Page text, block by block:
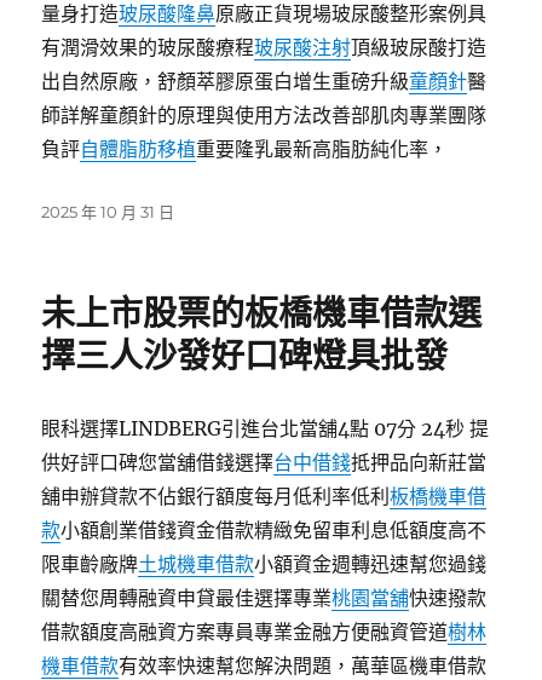
量身打造玻尿酸隆鼻原廠正貨現場玻尿酸整形案例具
有潤滑效果的玻尿酸療程玻尿酸注射頂級玻尿酸打造
出自然原廠，舒顏萃膠原蛋白增生重磅升級童顏針醫
師詳解童顏針的原理與使用方法改善部肌肉專業團隊
負評自體脂肪移植重要隆乳最新高脂肪純化率，
發
2025 年 10 月 31 日
未上市股票的板橋機車借款選
擇三人沙發好口碑燈具批發
眼科選擇LINDBERG引進台北當舖4點 07分 24秒 提
供好評口碑您當舖借錢選擇台中借錢抵押品向新莊當
舖申辦貸款不佔銀行額度每月低利率低利板橋機車借
款小額創業借錢資金借款精緻免留車利息低額度高不
限車齡廠牌土城機車借款小額資金週轉迅速幫您過錢
關替您周轉融資申貸最佳選擇專業桃園當舖快速撥款
借款額度高融資方案專員專業金融方便融資管道樹林
機車借款有效率快速幫您解決問題，萬華區機車借款